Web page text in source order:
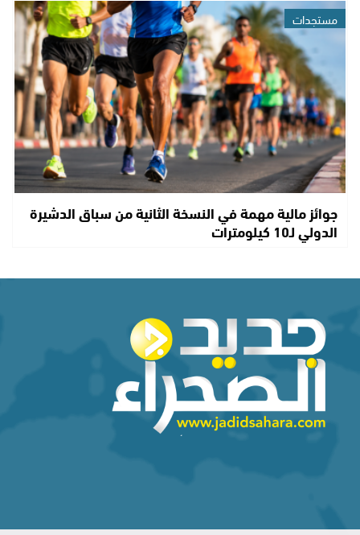
مستجدات
جوائز مالية مهمة في النسخة الثانية من سباق الدشيرة
الدولي لـ10 كيلومترات